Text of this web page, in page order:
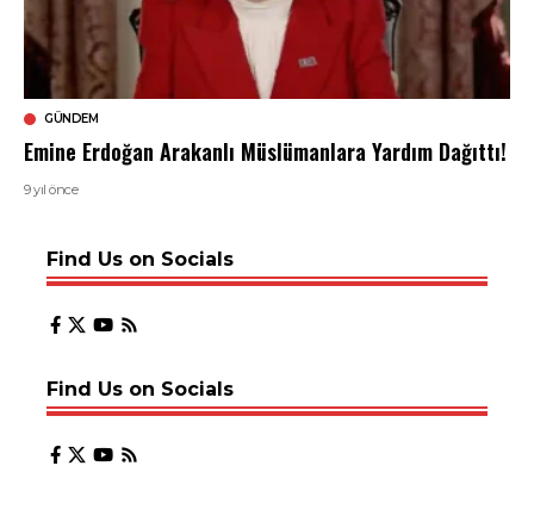
GÜNDEM
Emine Erdoğan Arakanlı Müslümanlara Yardım Dağıttı!
9 yıl önce
Find Us on Socials
Find Us on Socials